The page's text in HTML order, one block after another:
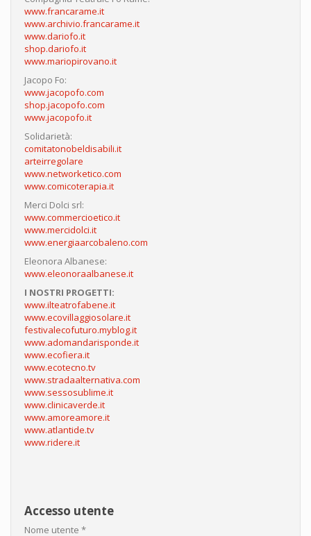
www.francarame.it
www.archivio.francarame.it
www.dariofo.it
shop.dariofo.it
www.mariopirovano.it
Jacopo Fo:
www.jacopofo.com
shop.jacopofo.com
www.jacopofo.it
Solidarietà:
comitatonobeldisabili.it
arteirregolare
www.networketico.com
www.comicoterapia.it
Merci Dolci srl:
www.commercioetico.it
www.mercidolci.it
www.energiaarcobaleno.com
Eleonora Albanese:
www.eleonoraalbanese.it
I NOSTRI PROGETTI:
www.ilteatrofabene.it
www.ecovillaggiosolare.it
festivalecofuturo.myblog.it
www.adomandarisponde.it
www.ecofiera.it
www.ecotecno.tv
www.stradaalternativa.com
www.sessosublime.it
www.clinicaverde.it
www.amoreamore.it
www.atlantide.tv
www.ridere.it
Accesso utente
Nome utente *